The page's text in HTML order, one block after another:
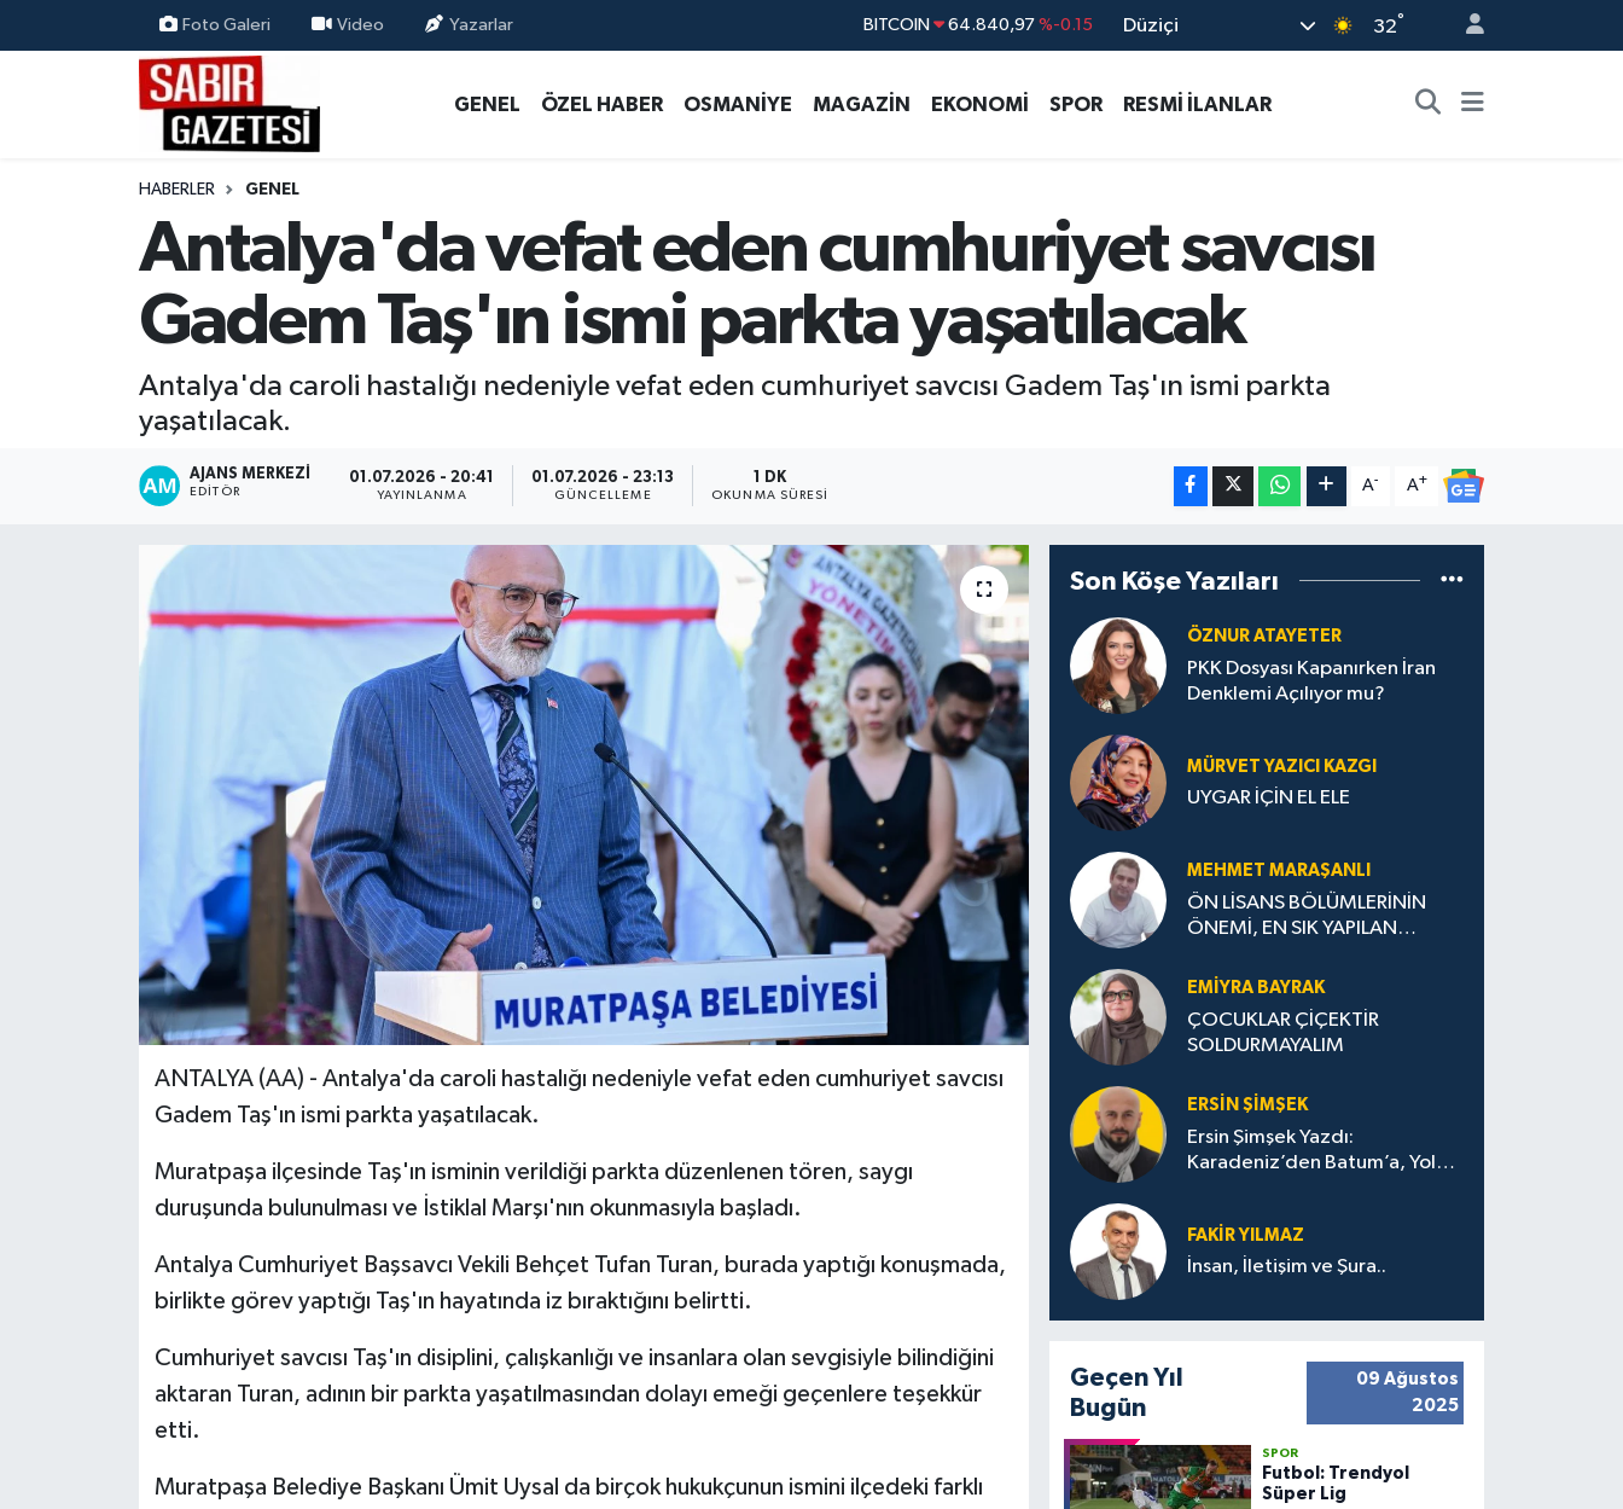
Foto Galeri Video Yazarlar DOLAR 47,7436 %0.18
STERLİN 64,4811 %0.38
BITCOIN 64.840,97 %-0.15
Düziçi 32°
GENEL ÖZEL HABER OSMANİYE MAGAZİN EKONOMİ SPOR RESMİ İLANLAR
HABERLER GENEL
Antalya'da vefat eden cumhuriyet savcısı
Gadem Taş'ın ismi parkta yaşatılacak
Antalya'da caroli hastalığı nedeniyle vefat eden cumhuriyet savcısı Gadem Taş'ın ismi parkta
yaşatılacak.
AJANS MERKEZI
EDITÖR
01.07.2026 - 20:41
YAYINLANMA
01.07.2026 - 23:13
GÜNCELLEME
1 DK
OKUNMA SÜRESI
A- A+
ANTALYA (AA) - Antalya'da caroli hastalığı nedeniyle vefat eden cumhuriyet savcısı
Gadem Taş'ın ismi parkta yaşatılacak.
Muratpaşa ilçesinde Taş'ın isminin verildiği parkta düzenlenen tören, saygı
duruşunda bulunulması ve İstiklal Marşı'nın okunmasıyla başladı.
Antalya Cumhuriyet Başsavcı Vekili Behçet Tufan Turan, burada yaptığı konuşmada,
birlikte görev yaptığı Taş'ın hayatında iz bıraktığını belirtti.
Cumhuriyet savcısı Taş'ın disiplini, çalışkanlığı ve insanlara olan sevgisiyle bilindiğini
aktaran Turan, adının bir parkta yaşatılmasından dolayı emeği geçenlere teşekkür
etti.
Muratpaşa Belediye Başkanı Ümit Uysal da birçok hukukçunun ismini ilçedeki farklı
Son Köşe Yazıları
ÖZNUR ATAYETER
PKK Dosyası Kapanırken İran
Denklemi Açılıyor mu?
MÜRVET YAZICI KAZGI
UYGAR İÇİN EL ELE
MEHMET MARAŞANLI
ÖN LİSANS BÖLÜMLERİNİN
ÖNEMİ, EN SIK YAPILAN
STRATEJİLERİ
EMIYRA BAYRAK
ÇOCUKLAR ÇİÇEKTİR
SOLDURMAYALIM
ERSIN ŞIMŞEK
Ersin Şimşek Yazdı:
Karadeniz’den Batum’a, Yolun
FAKIR YILMAZ
İnsan, İletişim ve Şura..
Geçen Yıl
Bugün
09 Ağustos
2025
SPOR
Futbol: Trendyol
Süper Lig
ÖZEL HABER
MAGAZİN
EKONOMİ
RESMİ İLANLAR
Osmaniye Nöbetçi Eczaneler
Osmaniye Hava Durumu
Süper Lig Puan Durumu ve Fikstür
Tüm Manşetler
Son Dakika Haberleri
Haber Arşivi